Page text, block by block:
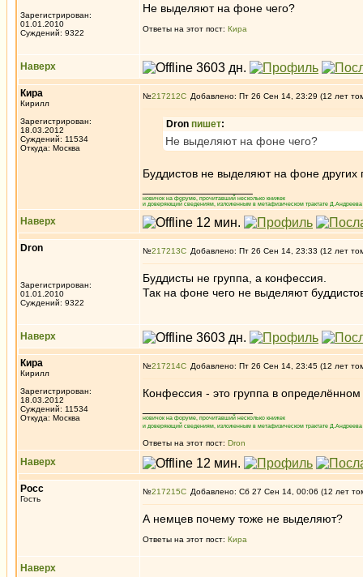
Зарегистрирован:
01.01.2010
Суждений: 9322
Не выделяют на фоне чего?
Ответы на этот пост: Кира
Наверх
Кира
Кирилл
Зарегистрирован:
18.03.2012
Суждений: 11534
Откуда: Москва
№217212 Добавлено: Пт 26 Сен 14, 23:29 (12 лет
Dron пишет:
Не выделяют на фоне чего?
Буддистов не выделяют на фоне других
новичок на форуме, прочитавший несколько книжек
и доверяющий сведениям, изложенным в метафизическом трактате
Наверх
Dron
Зарегистрирован:
01.01.2010
Суждений: 9322
№217213 Добавлено: Пт 26 Сен 14, 23:33 (12 лет
Буддисты не группа, а конфессия.
Так на фоне чего не выделяют
Наверх
Кира
Кирилл
Зарегистрирован:
18.03.2012
Суждений: 11534
Откуда: Москва
№217214 Добавлено: Пт 26 Сен 14, 23:45 (12 лет
Конфессия - это группа в
новичок на форуме, прочитавший несколько книжек
и доверяющий сведениям, изложенным в метафизическом трактате
Ответы на этот пост: Dron
Наверх
Росс
Гость
№217215 Добавлено: Сб 27 Сен 14, 00:06 (12 лет
А немцев почему тоже не выделяют?
Ответы на этот пост: Кира
Наверх